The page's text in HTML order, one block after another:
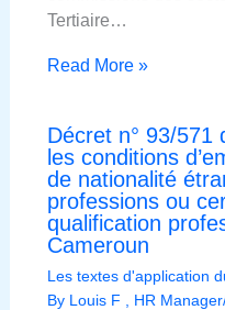
Tertiaire…
Read More »
Décret n° 93/571
les conditions
de nationalité
professions ou
qualification
Cameroun
Les textes d'application
By Louis F , HR